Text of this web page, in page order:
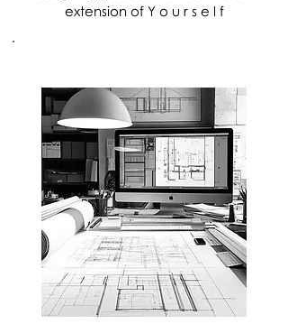
extension of Y o u r s e l f